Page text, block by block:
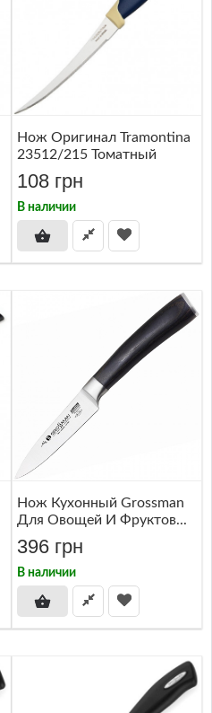
Нож Оригинал Tramontina
23512/215 Томатный
108 грн
В наличии
Нож Кухонный Grossman
Для Овощей И Фруктов...
396 грн
В наличии